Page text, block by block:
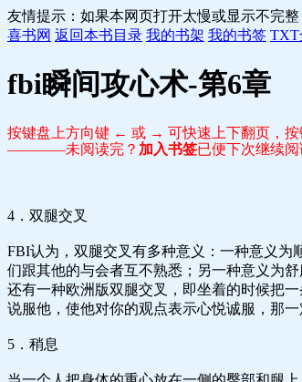
友情提示：如果本网页打开太慢或显示不完
喜书网 返回本书目录 我的书架 我的书签 TXT
fbi瞬间攻心术-第6章
按键盘上方向键 ← 或 → 可快速上下翻页，按
————未阅读完？ 加入书签已便下次继续阅
4．双腿交叉
FBI认为，双腿交叉有多种意义：一种意义
们跟其他的与会者互不熟悉；另一种意义为
还有一种欧洲版双腿交叉，即坐着的时候把
说服他，使他对你的观点表示心悦诚服，那一
5．稍息